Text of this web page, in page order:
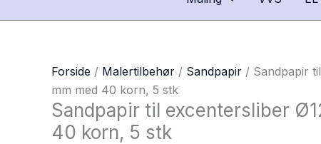
Forside / Malertilbehør / Sandpapir / Sandpapir
mm med 40 korn, 5 stk
Sandpapir til excentersliber
40 korn, 5 stk